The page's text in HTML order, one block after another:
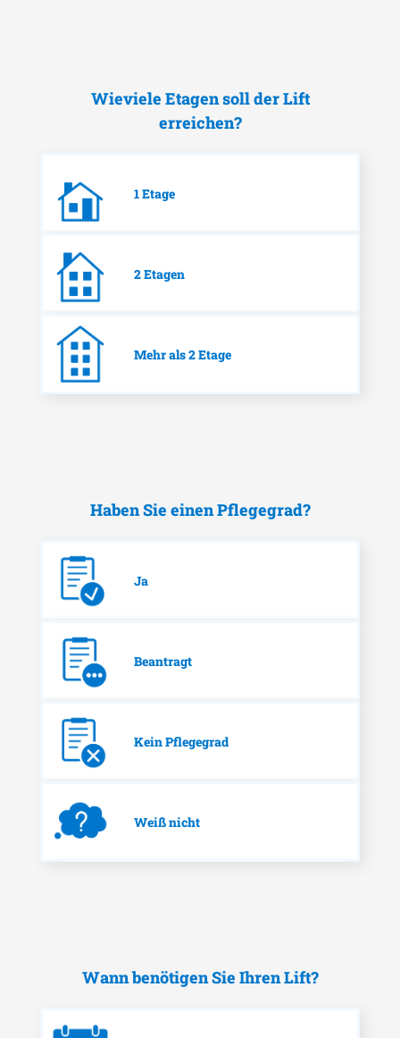
Wieviele Etagen soll der Lift
erreichen?
1 Etage
2 Etagen
Mehr als 2 Etage
Haben Sie einen Pflegegrad?
Ja
Beantragt
Kein Pflegegrad
Weiß nicht
Wann benötigen Sie Ihren Lift?